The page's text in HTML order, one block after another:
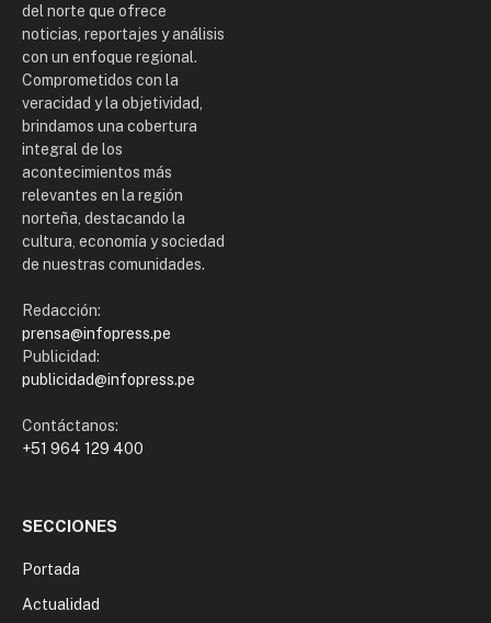
del norte que ofrece
noticias, reportajes y análisis
con un enfoque regional.
Comprometidos con la
veracidad y la objetividad,
brindamos una cobertura
integral de los
acontecimientos más
relevantes en la región
norteña, destacando la
cultura, economía y sociedad
de nuestras comunidades.
Redacción:
prensa@infopress.pe
Publicidad:
publicidad@infopress.pe
Contáctanos:
+51 964 129 400
SECCIONES
Portada
Actualidad